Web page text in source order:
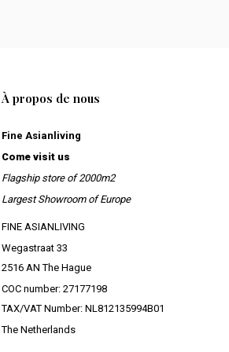
À propos de nous
Fine Asianliving
Come visit us
Flagship store of 2000m2
Largest Showroom of Europe
FINE ASIANLIVING
Wegastraat 33
2516 AN The Hague
COC number: 27177198
TAX/VAT Number: NL812135994B01
The Netherlands